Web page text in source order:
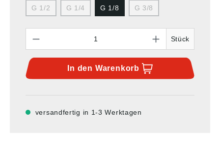
G 1/2 G 1/4 G 1/8 G 3/8
Stück
In den Warenkorb
versandfertig in 1-3 Werktagen